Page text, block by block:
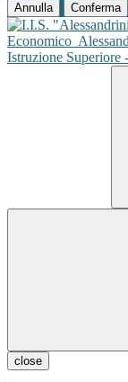
Annulla Conferma
Economico
Istruzione Superiore
close